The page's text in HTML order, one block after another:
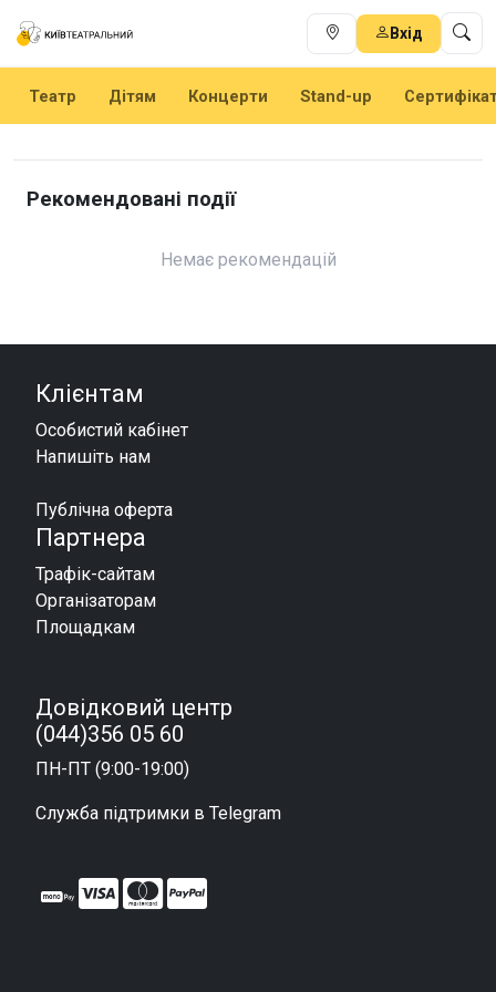
Вхід
Театр Дітям Концерти Stand-up
Рекомендовані події
Немає рекомендацій
Клієнтам
Особистий кабінет
Напишіть нам
Публічна оферта
Партнера
Трафік-сайтам
Організаторам
Площадкам
Довідковий центр
(044)356 05 60
ПН-ПТ (9:00-19:00)
Служба підтримки в Telegram